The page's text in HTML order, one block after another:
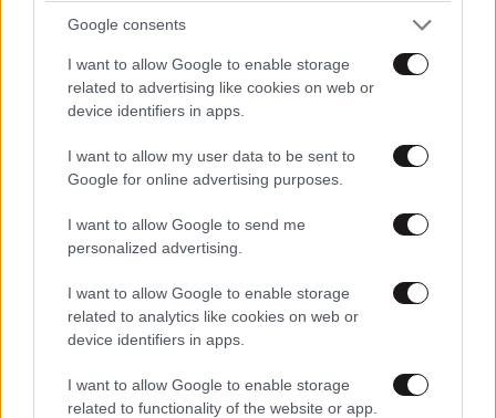
Google consents
I want to allow Google to enable storage
related to advertising like cookies on web or
device identifiers in apps.
I want to allow my user data to be sent to
Google for online advertising purposes.
I want to allow Google to send me
personalized advertising.
I want to allow Google to enable storage
related to analytics like cookies on web or
device identifiers in apps.
I want to allow Google to enable storage
related to functionality of the website or app.
Στα ίχνη της «Αράχνης» του Άσαντ: Ο
άνθρωπος των βασανιστηρίων της Συρίας
εντοπίστηκε στη Ρωσία